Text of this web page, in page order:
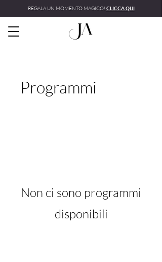
REGALA UN MOMENTO MAGICO! CLICCA QUI
Programmi
Non ci sono programmi
disponibili